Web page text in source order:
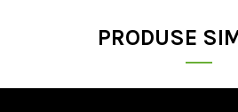
PRODUSE